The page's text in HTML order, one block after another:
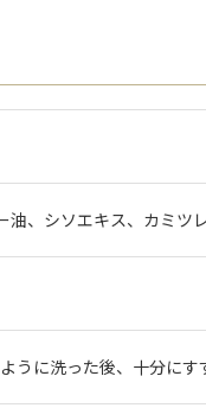
、シソエキス、カミツ
に洗った後、十分にす